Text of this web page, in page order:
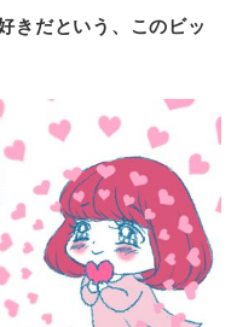
きだという、このビッ